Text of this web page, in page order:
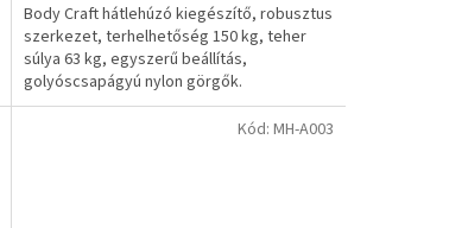
Body Craft hátlehúzó kiegészítő, robusztus
szerkezet, terhelhetőség 150 kg, teher
súlya 63 kg, egyszerű beállítás,
golyóscsapágyú nylon görgők.
Kód: MH-A003